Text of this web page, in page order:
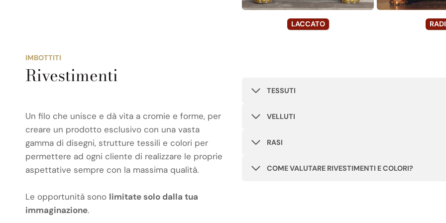
LACCATO
IMBOTTITI
Rivestimenti
Un filo che unisce e dà vita a cromie e forme, per
creare un prodotto esclusivo con una vasta
gamma di disegni, strutture tessili e colori per
permettere ad ogni cliente di realizzare le proprie
aspettative sempre con la massima qualità.
Le opportunità sono limitate solo dalla tua
immaginazione.
TESSUTI
VELLUTI
RASI
COME VALUTARE RIVESTIMENTI E COLORI?